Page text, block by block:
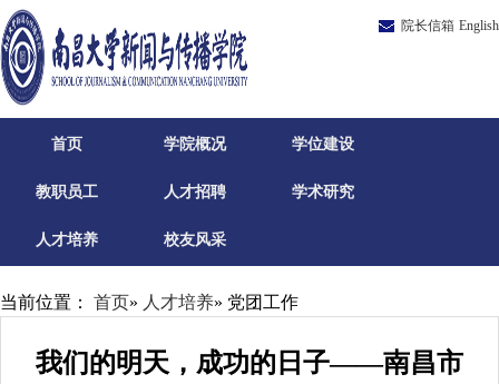
院长信箱 English
首页 学院概况 学位建设
教职员工 人才招聘 学术研究
人才培养 校友风采
当前位置： 首页» 人才培养» 党团工作
我们的明天，成功的日子——南昌市